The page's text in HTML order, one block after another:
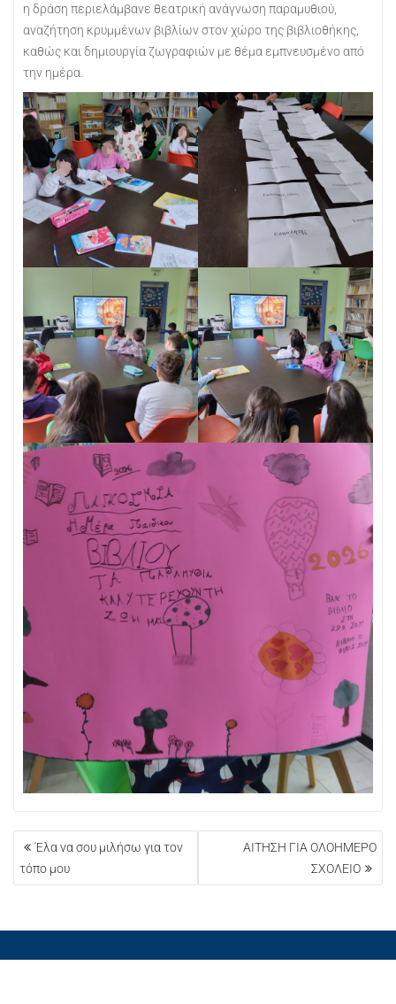
η δράση περιελάμβανε θεατρική ανάγνωση παραμυθιού,
αναζήτηση κρυμμένων βιβλίων στον χώρο της βιβλιοθήκης,
καθώς και δημιουργία ζωγραφιών με θέμα εμπνευσμένο από
την ημέρα.
ΠΛΟΉΓΗΣΗ
ΆΡΘΡΩΝ
Έλα να σου μιλήσω για τον
τόπο μου
ΑΙΤΗΣΗ ΓΙΑ ΟΛΟΗΜΕΡΟ
ΣΧΟΛΕΙΟ